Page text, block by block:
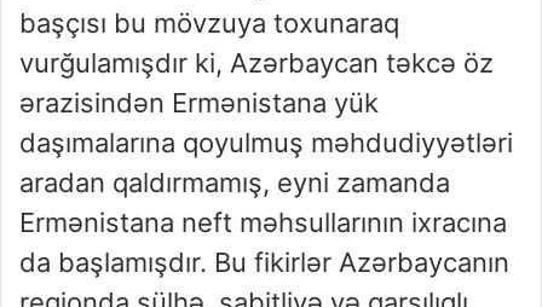
başçısı bu mövzuya toxunaraq
vurğulamışdır ki, Azərbaycan təkcə öz
ərazisindən Ermənistana yük
daşımalarına qoyulmuş məhdudiyyətləri
aradan qaldırmamış, eyni zamanda
Ermənistana neft məhsullarının ixracına
da başlamışdır. Bu fikirlər Azərbaycanın